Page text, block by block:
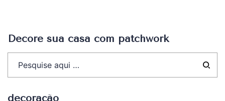
Decore sua casa com patchwork
decoração